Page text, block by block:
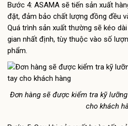
Bước 4: ASAMA sẽ tiến sản xuất
đặt, đảm bảo chất lượng đồng đều
Quá trình sản xuất thường sẽ kéo
gian nhất định, tùy thuộc vào số
phẩm.
Đơn hàng sẽ được kiểm tra kỹ
cho khách